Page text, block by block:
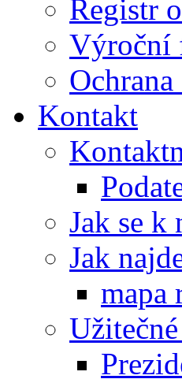
Registr
Výroční
Kontakt
Jak se k
Jak
mapa